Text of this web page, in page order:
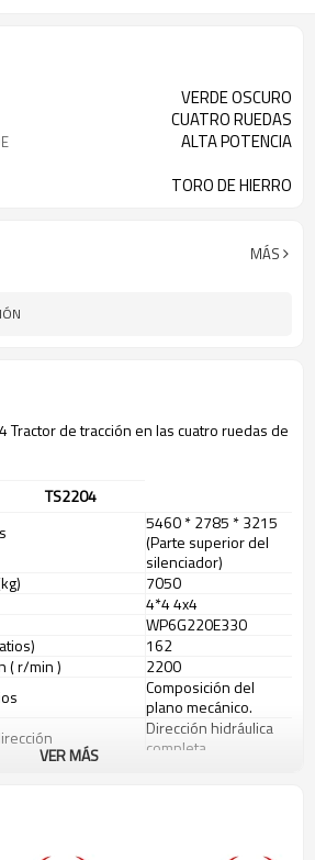
VERDE OSCURO
CUATRO RUEDAS
ALTA POTENCIA
TORO DE HIERRO
MÁS
Tractor de tracción en las cuatro ruedas de
TS2204
5460*2785 *3215
(Parte superior del
silenciador)
7050
4*4 4x4
WP6G220E330
162
(r/min)
2200
Composición del
plano mecánico.
Dirección hidráulica
completa
adelante
VER MÁS